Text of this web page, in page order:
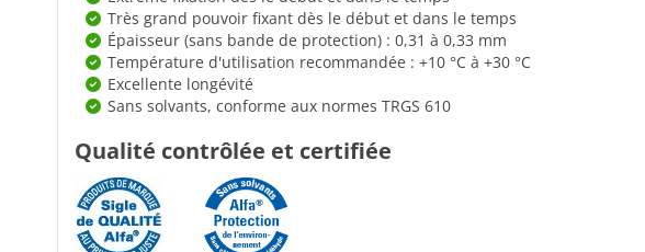
Très grand pouvoir fixant dès le début et dans le temps
Épaisseur (sans bande de protection) : 0,31 à 0,33 mm
Température d'utilisation recommandée : +10 °C à +30 °C
Excellente longévité
Sans solvants, conforme aux normes TRGS 610
Qualité contrôlée et certifiée